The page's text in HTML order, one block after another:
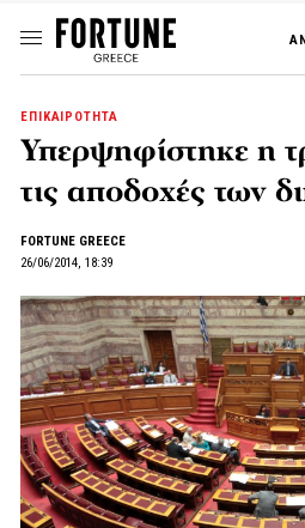
ΕΠΙΚΑΙΡΟΤΗΤΑ
Υπερψηφίστηκε η
τις αποδοχές των
FORTUNE GREECE
26/06/2014, 18:39